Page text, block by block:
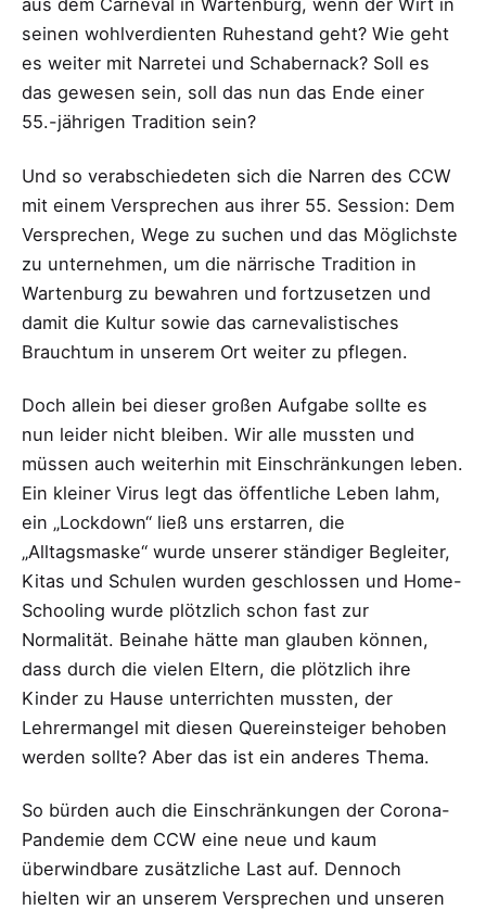
aus dem Carneval in Wartenburg, wenn der Wirt in
seinen wohlverdienten Ruhestand geht? Wie geht
es weiter mit Narretei und Schabernack? Soll es
das gewesen sein, soll das nun das Ende einer
55.-jährigen Tradition sein?
Und so verabschiedeten sich die Narren des CCW
mit einem Versprechen aus ihrer 55. Session: Dem
Versprechen, Wege zu suchen und das Möglichste
zu unternehmen, um die närrische Tradition in
Wartenburg zu bewahren und fortzusetzen und
damit die Kultur sowie das carnevalistisches
Brauchtum in unserem Ort weiter zu pflegen.
Doch allein bei dieser großen Aufgabe sollte es
nun leider nicht bleiben. Wir alle mussten und
müssen auch weiterhin mit Einschränkungen leben.
Ein kleiner Virus legt das öffentliche Leben lahm,
ein „Lockdown“ ließ uns erstarren, die
„Alltagsmaske“ wurde unserer ständiger Begleiter,
Kitas und Schulen wurden geschlossen und Home-
Schooling wurde plötzlich schon fast zur
Normalität. Beinahe hätte man glauben können,
dass durch die vielen Eltern, die plötzlich ihre
Kinder zu Hause unterrichten mussten, der
Lehrermangel mit diesen Quereinsteiger behoben
werden sollte? Aber das ist ein anderes Thema.
So bürden auch die Einschränkungen der Corona-
Pandemie dem CCW eine neue und kaum
überwindbare zusätzliche Last auf. Dennoch
hielten wir an unserem Versprechen und unseren